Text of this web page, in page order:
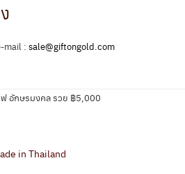
mail : sale@giftongold.com
ฟ อักษรมงคล รวย ฿5,000
in Thailand